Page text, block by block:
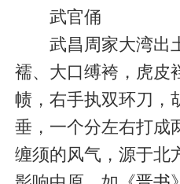
武官俑
武昌周家大湾出
襦、大口缚袴，虎皮
帻，右手执双环刀，
垂，一个分左右打成
缠须的风气，源于北